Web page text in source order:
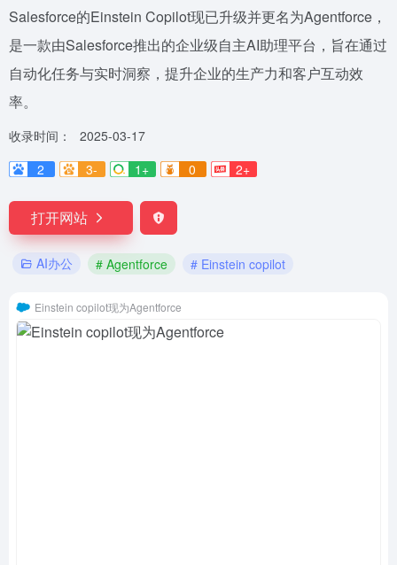
Salesforce的Einstein Copilot现已升级并更名为Agentforce，
是一款由Salesforce推出的企业级自主AI助理平台，旨在通过
自动化任务与实时洞察，提升企业的生产力和客户互动效
率。
收录时间：
2025-03-17
2
3- 1+ 0 2+
打开网站
AI办公 # Agentforce # Einstein copilot
Einstein copilot现为Agentforce